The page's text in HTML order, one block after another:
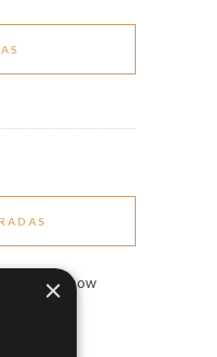
Fashion Show
×